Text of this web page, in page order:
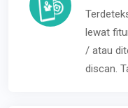
lewat
/ atau
discan.